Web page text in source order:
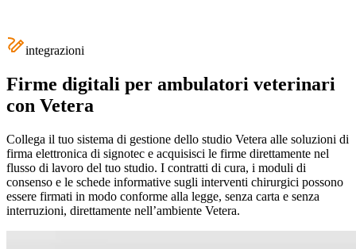
integrazioni
Firme digitali per ambulatori veterinari
con Vetera
Collega il tuo sistema di gestione dello studio Vetera alle soluzioni di
firma elettronica di signotec e acquisisci le firme direttamente nel
flusso di lavoro del tuo studio. I contratti di cura, i moduli di
consenso e le schede informative sugli interventi chirurgici possono
essere firmati in modo conforme alla legge, senza carta e senza
interruzioni, direttamente nell’ambiente Vetera.